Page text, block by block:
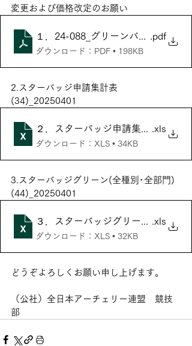
変更および価格改定のお願い
１．24-088_グリーンバッジ 申請
.pdf
ダウンロード：PDF • 198KB
2.スターバッジ申請集計表
(34)_20250401
２．スターバッジ申請集計表.xls
ダウンロード：XLS • 34KB
3.スターバッジグリーン(全種別･全部門)
(44)_20250401
３．スターバッジグリーン(全種別
.xls
ダウンロード：XLS • 32KB
どうぞよろしくお願い申し上げます。
（公社）全日本アーチェリー連盟　競技
部